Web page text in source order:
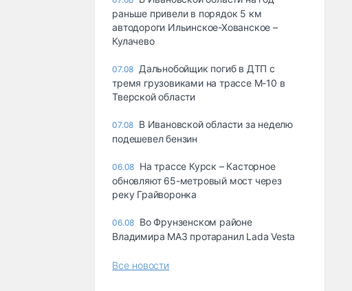
раньше привели в порядок 5 км
автодороги Ильинское-Хованское –
Кулачево
07.08 Дальнобойщик погиб в ДТП с
тремя грузовиками на трассе М-10 в
Тверской области
07.08 В Ивановской области за неделю
подешевел бензин
06.08 На трассе Курск – Касторное
обновляют 65-метровый мост через
реку Грайворонка
06.08 Во Фрунзенском районе
Владимира МАЗ протаранил Lada Vesta
Все новости